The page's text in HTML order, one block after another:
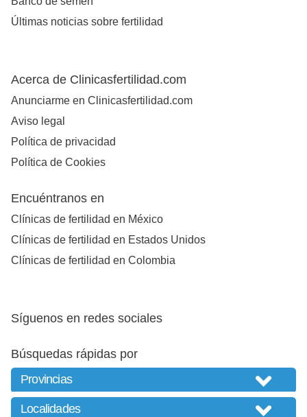
Últimas noticias sobre fertilidad
Acerca de Clinicasfertilidad.com
Anunciarme en Clinicasfertilidad.com
Aviso legal
Política de privacidad
Política de Cookies
Encuéntranos en
Clínicas de fertilidad en México
Clínicas de fertilidad en Estados Unidos
Clínicas de fertilidad en Colombia
Síguenos en redes sociales
Búsquedas rápidas por